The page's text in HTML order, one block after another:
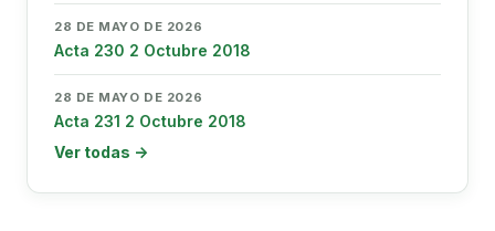
28 DE MAYO DE 2026
Acta 230 2 Octubre 2018
28 DE MAYO DE 2026
Acta 231 2 Octubre 2018
Ver todas →